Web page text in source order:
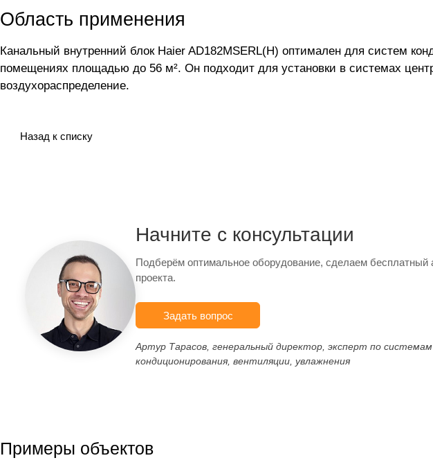
Область применения
Канальный внутренний блок Haier AD182MSERL(H) оптимален для систем
помещениях площадью до 56 м². Он подходит для установки в системах
воздухораспределение.
Назад к списку
Начните с консультации
Подберём оптимальное оборудование, сделаем бесплатный
проекта.
Задать вопрос
Артур Тарасов, генеральный директор, эксперт по системам
кондиционирования, вентиляции, увлажнения
Примеры объектов